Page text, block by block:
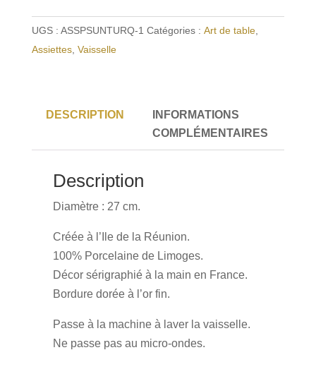
Plate
UGS : ASSPSUNTURQ-1 Catégories : Art de table,
Assiettes, Vaisselle
DESCRIPTION
INFORMATIONS
COMPLÉMENTAIRES
Description
Diamètre : 27 cm.
Créée à l’Ile de la Réunion.
100% Porcelaine de Limoges.
Décor sérigraphié à la main en France.
Bordure dorée à l’or fin.
Passe à la machine à laver la vaisselle.
Ne passe pas au micro-ondes.